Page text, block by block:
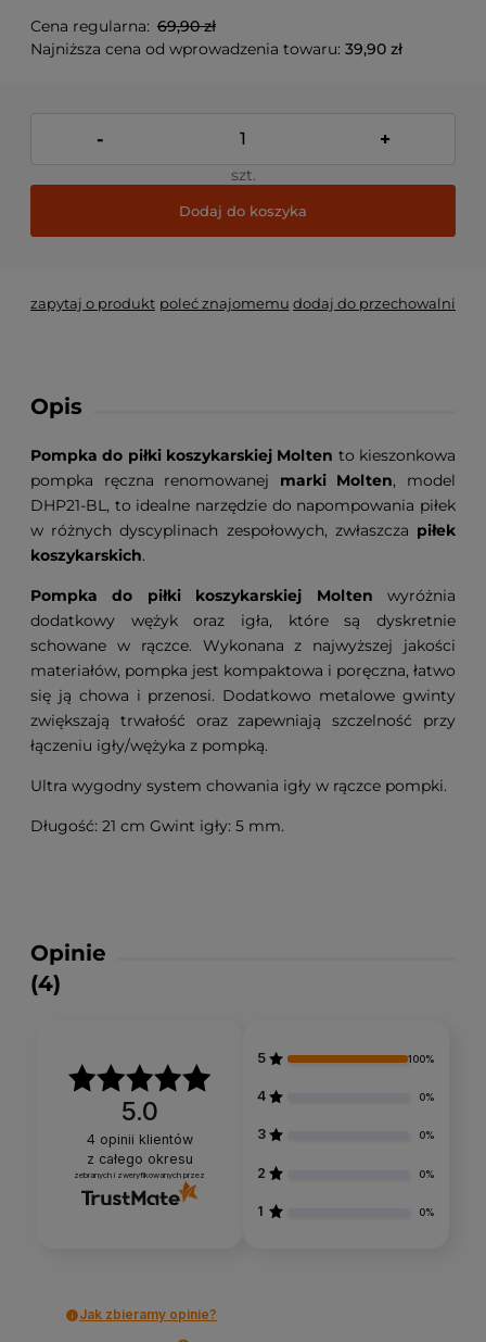
Cena regularna: 69,90 zł
Najniższa cena od wprowadzenia towaru: 39,90 zł
- +
szt.
Dodaj do koszyka
zapytaj o produkt poleć znajomemu dodaj do przechowalni
Opis
Pompka do piłki koszykarskiej Molten to kieszonkowa
pompka ręczna renomowanej marki Molten, model
DHP21-BL, to idealne narzędzie do napompowania piłek
w różnych dyscyplinach zespołowych, zwłaszcza piłek
koszykarskich.
Pompka do piłki koszykarskiej Molten wyróżnia
dodatkowy wężyk oraz igła, które są dyskretnie
schowane w rączce. Wykonana z najwyższej jakości
materiałów, pompka jest kompaktowa i poręczna, łatwo
się ją chowa i przenosi. Dodatkowo metalowe gwinty
zwiększają trwałość oraz zapewniają szczelność przy
łączeniu igły/wężyka z pompką.
Ultra wygodny system chowania igły w rączce pompki.
Długość: 21 cm Gwint igły: 5 mm.
Opinie
(4)
5.0
4opinii klientów
z całego okresu
zebranych i zweryfikowanych przez
5 100%
4 0%
3 0%
2 0%
1 0%
Jak zbieramy opinie?